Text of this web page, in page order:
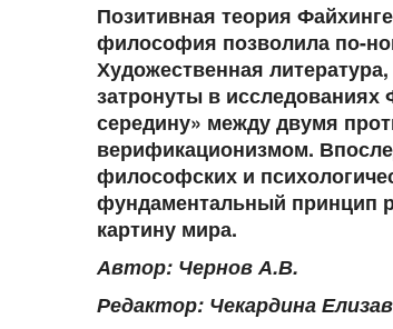
Позитивная теория
философия позволила по-
Художественная
затронуты в
середину» между двумя
верификационизмом.
философских и
фундаментальный принцип
картину мира.
Автор: Чернов А.В.
Редактор: Чекардина